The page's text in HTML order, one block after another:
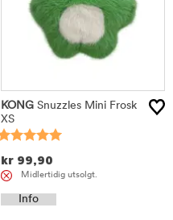
KONG Snuzzles Mini Frosk
XS
kr 99,90
Midlertidig utsolgt.
Info